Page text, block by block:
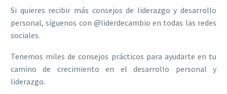
Si quieres recibir más consejos de liderazgo y desarrollo
personal, síguenos con @liderdecambio en todas las redes
sociales.
Tenemos miles de consejos prácticos para ayudarte en tu
camino de crecimiento en el desarrollo personal y
liderazgo.